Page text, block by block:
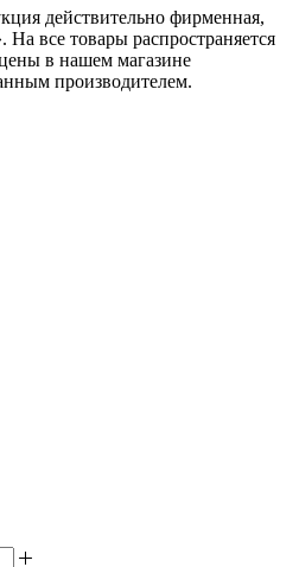
действительно фирменная,
На все товары распространяется
в нашем магазине
производителем.